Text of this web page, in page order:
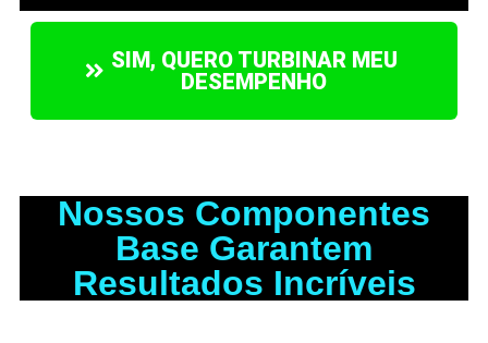
SIM, QUERO TURBINAR MEU
DESEMPENHO
Nossos Componentes
Base Garantem
Resultados Incríveis